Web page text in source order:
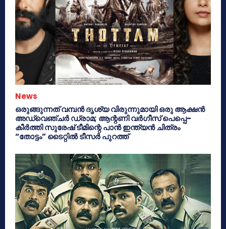
News
ഒരുങ്ങുന്നത് വമ്പൻ ദൃശ്യ വിരുന്നുമായി ഒരു ആക്ഷൻ
അഡ്വെഞ്ചർ ഡ്രാമ; ആന്റണി വർഗീസ് പെപ്പെ-
കീർത്തി സുരേഷ് ടീമിന്റെ പാൻ ഇന്ത്യൻ ചിത്രം
“തോട്ടം” ടൈറ്റിൽ ടീസർ പുറത്ത്